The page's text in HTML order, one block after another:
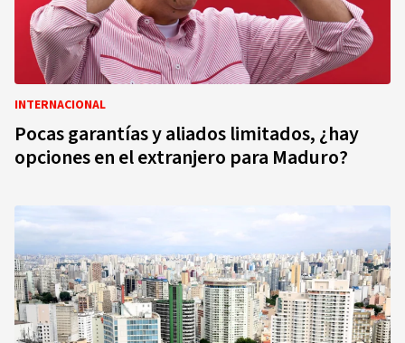
INTERNACIONAL
Pocas garantías y aliados limitados, ¿hay
opciones en el extranjero para Maduro?